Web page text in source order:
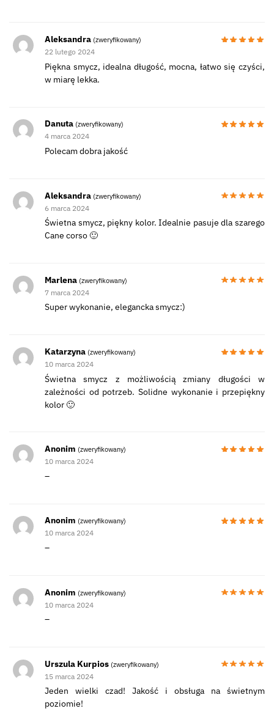
Aleksandra (zweryfikowany)
22 lutego 2024
Piękna smycz, idealna długość, mocna, łatwo się czyści,
w miarę lekka.
Danuta (zweryfikowany)
4 marca 2024
Polecam dobra jakość
Aleksandra (zweryfikowany)
6 marca 2024
Świetna smycz, piękny kolor. Idealnie pasuje dla szarego
Cane corso 🙂
Marlena (zweryfikowany)
7 marca 2024
Super wykonanie, elegancka smycz:)
Katarzyna (zweryfikowany)
10 marca 2024
Świetna smycz z możliwością zmiany długości w
zależności od potrzeb. Solidne wykonanie i przepiękny
kolor 🙂
Anonim (zweryfikowany)
10 marca 2024
–
Anonim (zweryfikowany)
10 marca 2024
–
Anonim (zweryfikowany)
10 marca 2024
–
Urszula Kurpios (zweryfikowany)
15 marca 2024
Jeden wielki czad! Jakość i obsługa na świetnym
poziomie!